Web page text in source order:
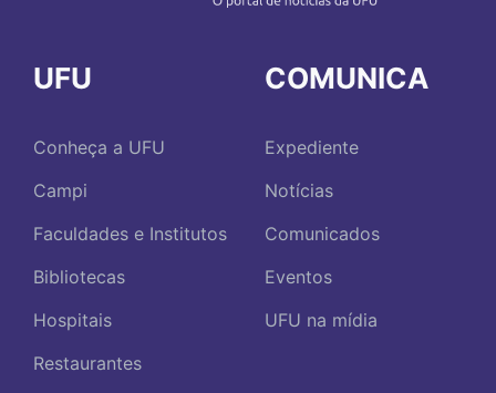
UFU
Conheça a UFU
Campi
Faculdades e Institutos
Bibliotecas
Hospitais
Restaurantes
COMUNICA
Expediente
Notícias
Comunicados
Eventos
UFU na mídia